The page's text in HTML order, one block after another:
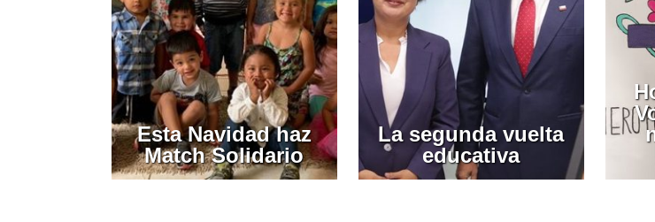
Esta Navidad haz
Match Solidario
La segunda vuelta
educativa